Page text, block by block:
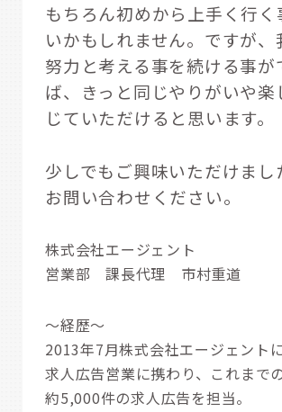
もちろん初めから上手く行く
いかもしれません。ですが、
努力と考える事を続ける事が
ば、きっと同じやりがいや楽
じていただけると思います。
少しでもご興味いただけまし
お問い合わせください。
株式会社エージェント
営業部 課長代理 市村重道
～経歴～
2013年7月株式会社エージェントに
求人広告営業に携わり、これまで
約5,000件の求人広告を担当。